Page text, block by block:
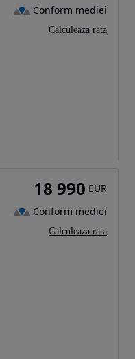
Conform mediei
Calculeaza rata
18 990 EUR
Conform mediei
Calculeaza rata